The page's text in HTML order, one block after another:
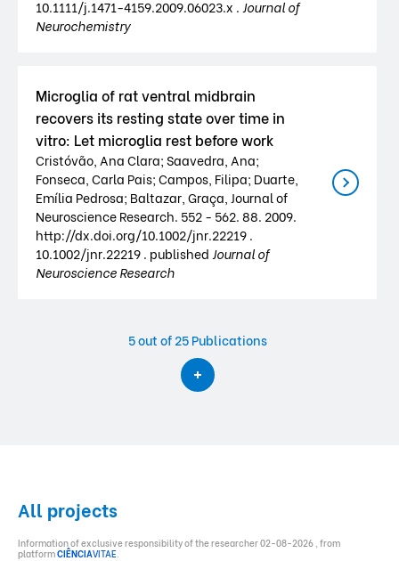
10.1111/j.1471-4159.2009.06023.x . Journal of
Neurochemistry
Microglia of rat ventral midbrain
recovers its resting state over time in
vitro: Let microglia rest before work
Cristóvão, Ana Clara; Saavedra, Ana;
Fonseca, Carla Pais; Campos, Filipa; Duarte,
Emília Pedrosa; Baltazar, Graça, Journal of
Neuroscience Research. 552 - 562. 88. 2009.
http://dx.doi.org/10.1002/jnr.22219 .
10.1002/jnr.22219 . published Journal of
Neuroscience Research
5out of 25 Publications
All projects
Information of exclusive responsibility of the researcher 02-08-2026 , from
platformCIÊNCIAVITAE.